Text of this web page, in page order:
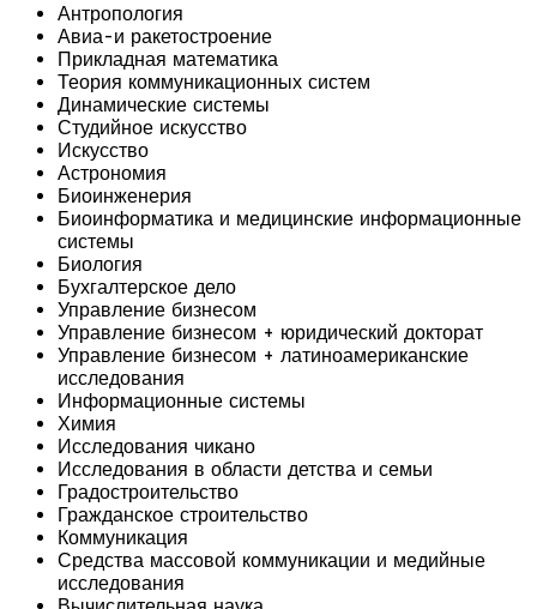
Антропология
Авиа-и ракетостроение
Прикладная математика
Теория коммуникационных систем
Динамические системы
Студийное искусство
Искусство
Астрономия
Биоинженерия
Биоинформатика и медицинские информационные
системы
Биология
Бухгалтерское дело
Управление бизнесом
Управление бизнесом + юридический докторат
Управление бизнесом + латиноамериканские
исследования
Информационные системы
Химия
Исследования чикано
Исследования в области детства и семьи
Градостроительство
Гражданское строительство
Коммуникация
Средства массовой коммуникации и медийные
исследования